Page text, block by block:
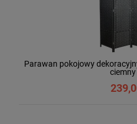
Parawan pokojowy